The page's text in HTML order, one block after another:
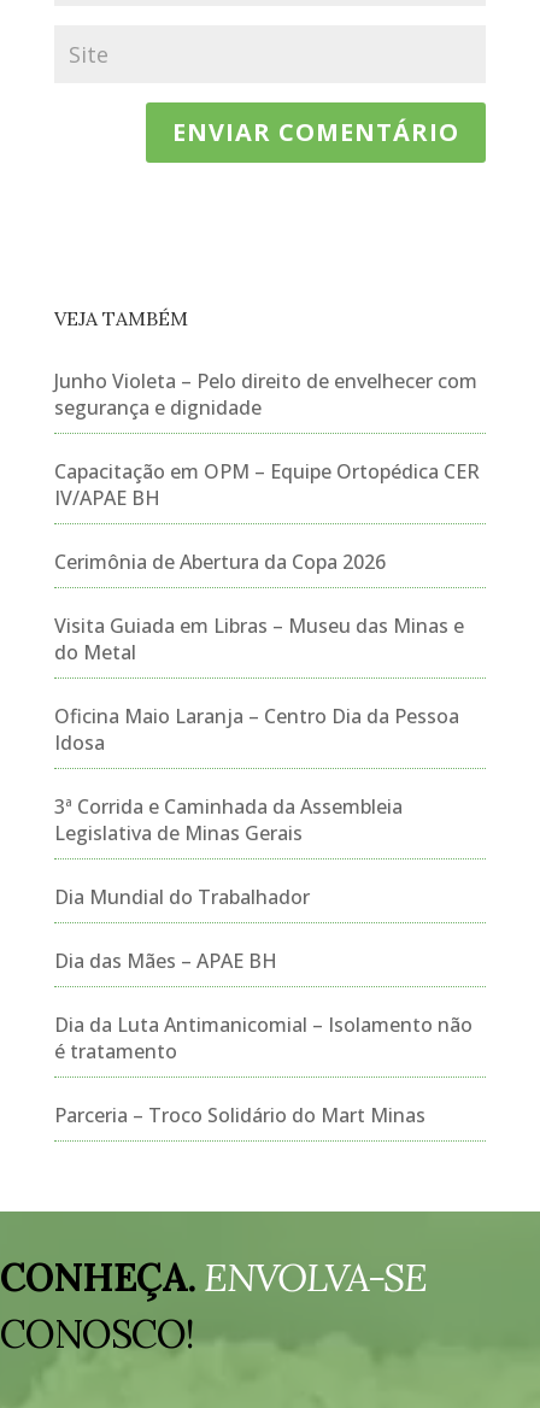
VEJA TAMBÉM
Junho Violeta – Pelo direito de envelhecer com
segurança e dignidade
Capacitação em OPM – Equipe Ortopédica CER
IV/APAE BH
Cerimônia de Abertura da Copa 2026
Visita Guiada em Libras – Museu das Minas e
do Metal
Oficina Maio Laranja – Centro Dia da Pessoa
Idosa
3ª Corrida e Caminhada da Assembleia
Legislativa de Minas Gerais
Dia Mundial do Trabalhador
Dia das Mães – APAE BH
Dia da Luta Antimanicomial – Isolamento não
é tratamento
Parceria – Troco Solidário do Mart Minas
de
vídeo
CONHEÇA.ENVOLVA-SE
CONOSCO!